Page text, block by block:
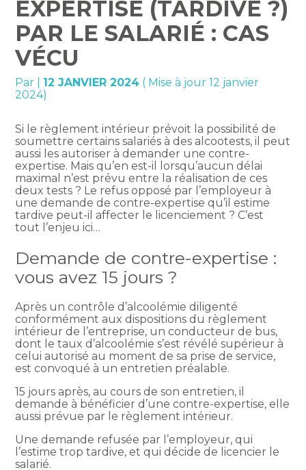
EXPERTISE (TARDIVE ?)
PAR LE SALARIÉ : CAS
VÉCU
Par 12 JANVIER 2024 ( Mise à jour 12 janvier
2024)
Si le règlement intérieur prévoit la possibilité de
soumettre certains salariés à des alcootests, il peut
aussi les autoriser à demander une contre-
expertise. Mais qu’en est-il lorsqu’aucun délai
maximal n’est prévu entre la réalisation de ces
deux tests ? Le refus opposé par l’employeur à
une demande de contre-expertise qu’il estime
tardive peut-il affecter le licenciement ? C’est
tout l’enjeu ici…
Demande de contre-expertise :
vous avez 15 jours ?
Après un contrôle d’alcoolémie diligenté
conformément aux dispositions du règlement
intérieur de l’entreprise, un conducteur de bus,
dont le taux d’alcoolémie s’est révélé supérieur à
celui autorisé au moment de sa prise de service,
est convoqué à un entretien préalable.
15 jours après, au cours de son entretien, il
demande à bénéficier d’une contre-expertise, elle
aussi prévue par le règlement intérieur.
Une demande refusée par l’employeur, qui
l’estime trop tardive, et qui décide de licencier le
salarié.